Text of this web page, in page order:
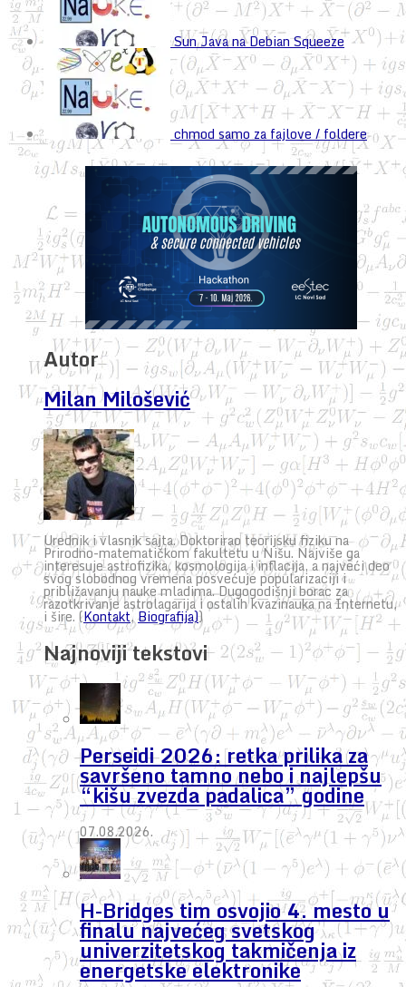
Sun Java na Debian Squeeze
chmod samo za fajlove / foldere
Autor
Milan Milošević
Urednik i vlasnik sajta. Doktorirao teorijsku fiziku na
Prirodno-matematičkom fakultetu u Nišu. Najviše ga
interesuje astrofizika, kosmologija i inflacija, a najveći deo
svog slobodnog vremena posvećuje popularizaciji i
približavanju nauke mladima. Dugogodišnji borac za
razotkrivanje astrolagarija i ostalih kvazinauka na Internetu,
i šire. (Kontakt,Biografija))
Najnoviji tekstovi
Perseidi 2026: retka prilika za
savršeno tamno nebo i najlepšu
“kišu zvezda padalica” godine
07.08.2026.
H-Bridges tim osvojio 4. mesto u
finalu najvećeg svetskog
univerzitetskog takmičenja iz
energetske elektronike